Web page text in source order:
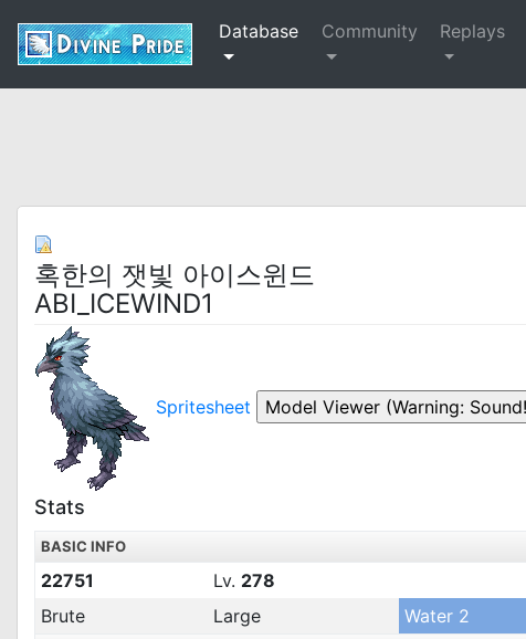
Database Community Replays
혹한의 잿빛 아이스윈드
ABI_ICEWIND1
Spritesheet
Stats
BASIC INFO
22751 Lv. 278
Brute
Large Water 2